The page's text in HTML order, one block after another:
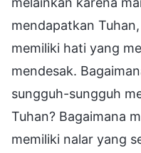
mendapatkan
memiliki hati yang
mendesak.
sungguh-sungguh
Tuhan? Bagaimana
memiliki nalar yang